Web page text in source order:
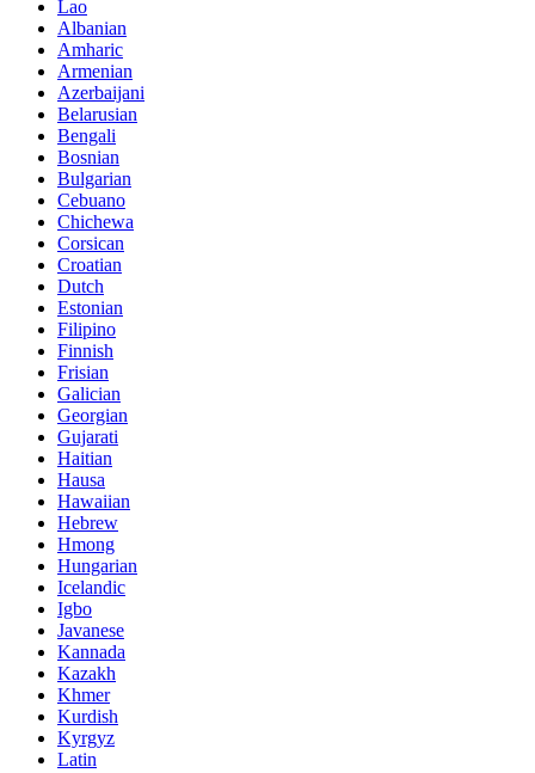
Lao
Albanian
Amharic
Armenian
Azerbaijani
Belarusian
Bengali
Bosnian
Bulgarian
Cebuano
Chichewa
Corsican
Croatian
Dutch
Estonian
Filipino
Finnish
Frisian
Galician
Georgian
Gujarati
Haitian
Hausa
Hawaiian
Hebrew
Hmong
Hungarian
Icelandic
Igbo
Javanese
Kannada
Kazakh
Khmer
Kurdish
Kyrgyz
Latin